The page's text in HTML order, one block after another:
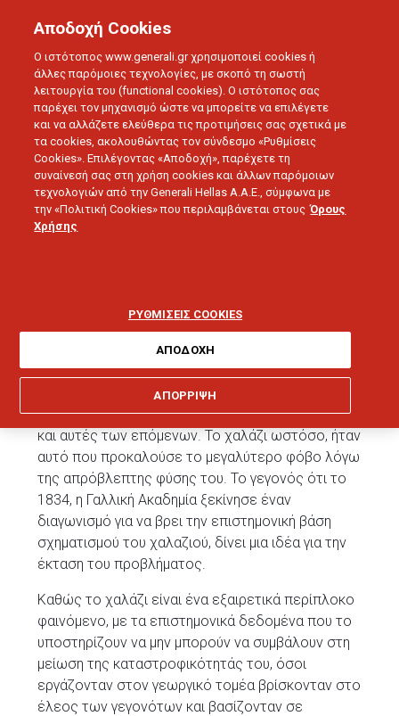
Η ΕΤΑΙΡΙΑ
LIFE STORIES
Η ΙΣΤΟΡΙΚΗ ΑΝΑΔΡΟΜΗ ΤΗΣ ΑΣΦΑΛΕΙΑΣ ΓΙΑ ΤΟ ΧΑΛΑΖΙ
Η ιστορική
αναδρομή της
χαλάζι
Η γεωργία ήταν πάντα εκτεθειμένη σε φυσικές
καταστροφές, ικανές να καταστρέψουν τη
συγκομιδή της χρονιάς και μερικές φορές ακόμη
και αυτές των επόμενων. Το χαλάζι ωστόσο, ήταν
αυτό που προκαλούσε το μεγαλύτερο φόβο λόγω
της απρόβλεπτης φύσης του. Το γεγονός ότι το
1834, η Γαλλική Ακαδημία ξεκίνησε έναν
διαγωνισμό για να βρει την επιστημονική βάση
σχηματισμού του χαλαζιού, δίνει μια ιδέα για την
έκταση του προβλήματος.
Καθώς το χαλάζι είναι ένα εξαιρετικά περίπλοκο
φαινόμενο, με τα επιστημονικά δεδομένα που το
υποστηρίζουν να μην μπορούν να συμβάλουν στη
μείωση της καταστροφικότητάς του, όσοι
εργάζονταν στον γεωργικό τομέα βρίσκονταν στο
έλεος των γεγονότων και βασίζονταν σε
Αποδοχή Cookies
Ο ιστότοπος www.generali.gr χρησιμοποιεί cookies ή
άλλες παρόμοιες τεχνολογίες, με σκοπό τη σωστή
λειτουργία του (functional cookies). Ο ιστότοπος σας
παρέχει τον μηχανισμό ώστε να μπορείτε να επιλέγετε
και να αλλάζετε ελεύθερα τις προτιμήσεις σας σχετικά με
τα cookies, ακολουθώντας τον σύνδεσμο «Ρυθμίσεις
Cookies». Επιλέγοντας «Αποδοχή», παρέχετε τη
συναίνεσή σας στη χρήση cookies και άλλων παρόμοιων
τεχνολογιών από την Generali Hellas A.A.E., σύμφωνα με
την «Πολιτική Cookies» που περιλαμβάνεται στους Όρους
Χρήσης
ΡΥΘΜΙΣΕΙΣ COOKIES
ΑΠΟΡΡΙΨΗ
ΑΠΟΔΟΧΗ